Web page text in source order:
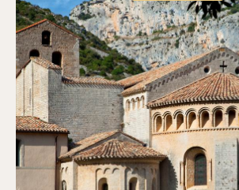
vous accueille tous les jours de
octobre. Conditions requises pour
descente, être âgé au minimum de 6
nager 25 mètres.